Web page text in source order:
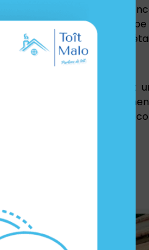
notre réputation
nos clients. Notre
diligence et souci du
que chaque toiture est
pourquoi nous
votre toiture avant de